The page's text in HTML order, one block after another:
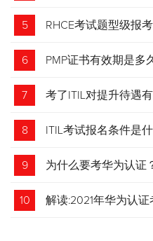
介绍
5 RHCE考试题型级报
考试 变化请悉知
6 PMP证书有效期是多
7 考了ITIL对提升待遇
8 ITIL考试报名条件是
9 为什么要考华为认证
10 解读:2021年华为认证